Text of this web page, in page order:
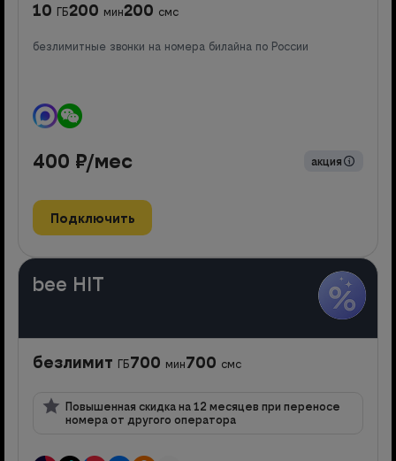
10 ГБ200 мин200 смс
безлимитные звонки на номера билайна по России
400 ₽/мес акция
Подключить
bee HIT
безлимит ГБ700 мин700 смс
Повышенная скидка на 12 месяцев при переносе
номера от другого оператора